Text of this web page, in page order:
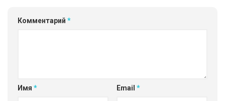
Комментарий *
Имя * Email *